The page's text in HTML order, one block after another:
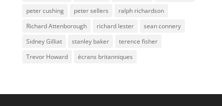
peter cushing
peter sellers
ralph richardson
Richard Attenborough
richard lester
sean connery
Sidney Gilliat
stanley baker
terence fisher
Trevor Howard
écrans britanniques